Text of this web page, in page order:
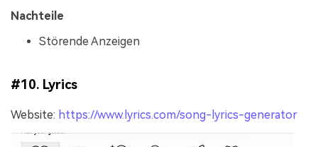
Nachteile
Störende Anzeigen
#10. Lyrics
Website: https://www.lyrics.com/song-lyrics-generator